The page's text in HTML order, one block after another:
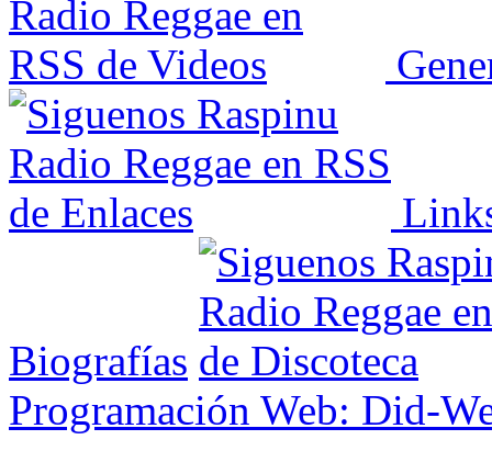
Biografías
Programación Web: Did-